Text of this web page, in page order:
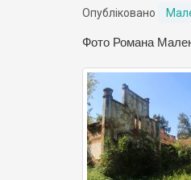
Опубліковано
Фото Романа